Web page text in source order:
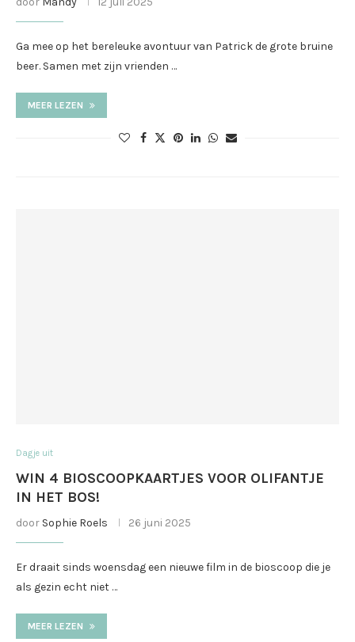
Ga mee op het bereleuke avontuur van Patrick de grote bruine
beer. Samen met zijn vrienden …
MEER LEZEN
Dagje uit
WIN 4 BIOSCOOPKAARTJES VOOR OLIFANTJE
IN HET BOS!
door Sophie Roels 26 juni 2025
Er draait sinds woensdag een nieuwe film in de bioscoop die je
als gezin echt niet …
MEER LEZEN